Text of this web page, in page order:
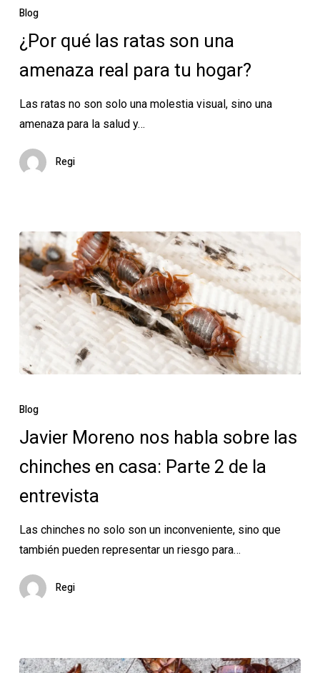
qué
ratas
son
amenaza
real
para
tu
Blog
¿Por qué las ratas son una
amenaza real para tu hogar?
Las ratas no son solo una molestia visual, sino una
amenaza para la salud y…
Regi
Moreno
habla
sobre
chinches
en
casa:
2
Blog
Javier Moreno nos habla sobre las
chinches en casa: Parte 2 de la
entrevista
Las chinches no solo son un inconveniente, sino que
también pueden representar un riesgo para…
Regi